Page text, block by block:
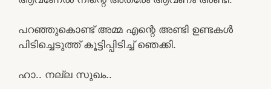
പറഞ്ഞുകൊണ്ട് അമ്മ എന്റെ അണ്ടി ഉണ്ടകൾ
പിടിച്ചെടുത്ത് കൂട്ടിപ്പിടിച്ച് ഞെക്കി.
ഹാ.. നല്ല സുഖം..